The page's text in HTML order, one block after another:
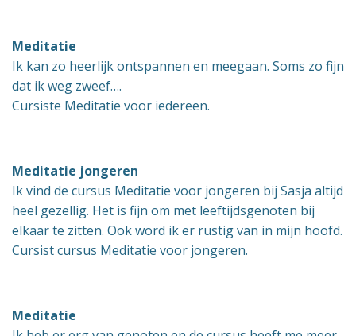
Meditatie
Ik kan zo heerlijk ontspannen en meegaan. Soms zo fijn
dat ik weg zweef….
Cursiste Meditatie voor iedereen.
Meditatie jongeren
Ik vind de cursus Meditatie voor jongeren bij Sasja altijd
heel gezellig. Het is fijn om met leeftijdsgenoten bij
elkaar te zitten. Ook word ik er rustig van in mijn hoofd.
Cursist cursus Meditatie voor jongeren.
Meditatie